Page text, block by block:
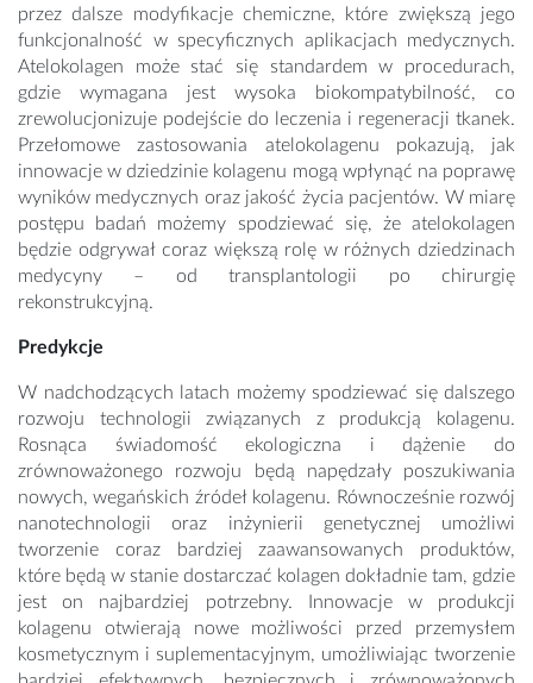
przez dalsze modyfikacje chemiczne, które zwiększą jego
funkcjonalność w specyficznych aplikacjach medycznych.
Atelokolagen może stać się standardem w procedurach,
gdzie wymagana jest wysoka biokompatybilność, co
zrewolucjonizuje podejście do leczenia i regeneracji tkanek.
Przełomowe zastosowania atelokolagenu pokazują, jak
innowacje w dziedzinie kolagenu mogą wpłynąć na poprawę
wyników medycznych oraz jakość życia pacjentów. W miarę
postępu badań możemy spodziewać się, że atelokolagen
będzie odgrywał coraz większą rolę w różnych dziedzinach
medycyny – od transplantologii po chirurgię
rekonstrukcyjną.
Predykcje
W nadchodzących latach możemy spodziewać się dalszego
rozwoju technologii związanych z produkcją kolagenu.
Rosnąca świadomość ekologiczna i dążenie do
zrównoważonego rozwoju będą napędzały poszukiwania
nowych, wegańskich źródeł kolagenu. Równocześnie rozwój
nanotechnologii oraz inżynierii genetycznej umożliwi
tworzenie coraz bardziej zaawansowanych produktów,
które będą w stanie dostarczać kolagen dokładnie tam, gdzie
jest on najbardziej potrzebny. Innowacje w produkcji
kolagenu otwierają nowe możliwości przed przemysłem
kosmetycznym i suplementacyjnym, umożliwiając tworzenie